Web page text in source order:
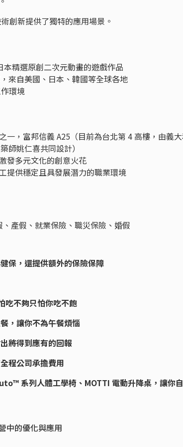
創新提供了獨特的應用場景。
精選原創二次元動畫的遊戲作品
來自美國、日本、韓國等全球各地
環境
一，富邦信義 A25（目前為台北第 4 高樓，由義
師姚仁喜共同設計）
發多元文化的創意火花
提供穩定且具發展潛力的職業環境
產假、就業保險、職災保險、婚假
保，還提供額外的保險保障
吃不夠只怕你吃不飽
，讓你不為午餐煩惱
將得到應有的回報
程公司承擔費用
系列人體工學椅、MOTTI 電動升降桌，讓你
中的優化與應用